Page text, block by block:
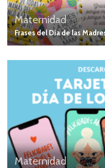
Maternidad
Frases del Día de las
Maternidad